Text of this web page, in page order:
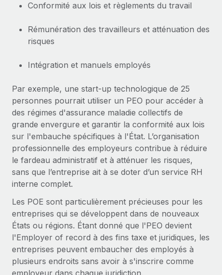
Achetez et suivez vos équipements informatiques
dans le monde entier
Création d’entité
Établissez des entités rapidement et en toute
Mobilité et déménagement international
Organisez facilement le déménagement de vos
employés
Avantages sociaux
Gérez facilement les avantages sociaux
EOR et PEO
Gestion des freelances
Taxes
Explorer le blog
BLOG
Mises à jour des produits de Remote :
Intégrations Gusto et Xero et Gestion des
freelances Plus
Remote a toujours pour mission d'aider les entreprises de
toute taille à embaucher, gérer et payer...
En savoir plus
Comment Phiture gère ses 55 employés
répartis dans 19 pays grâce à Remote
Phiture, un leader notable du conseil en matière de
croissance mobile internationale, encourage les...
Conformité aux lois et règlements du travail
Rémunération des travailleurs et atténuation des
risques
Intégration et manuels employés
Par exemple, une start-up technologique de 25
personnes pourrait utiliser un PEO pour accéder à
des régimes d'assurance maladie collectifs de
grande envergure et garantir la conformité aux lois
sur l'embauche spécifiques à l'État. L’organisation
professionnelle des employeurs contribue à réduire
le fardeau administratif et à atténuer les risques,
sans que l’entreprise ait à se doter d’un service RH
interne complet.
Les POE sont particulièrement précieuses pour les
entreprises qui se développent dans de nouveaux
États ou régions. Étant donné que l'PEO devient
l'Employer of record à des fins taxe et juridiques, les
entreprises peuvent embaucher des employés à
plusieurs endroits sans avoir à s'inscrire comme
employeur dans chaque juridiction.